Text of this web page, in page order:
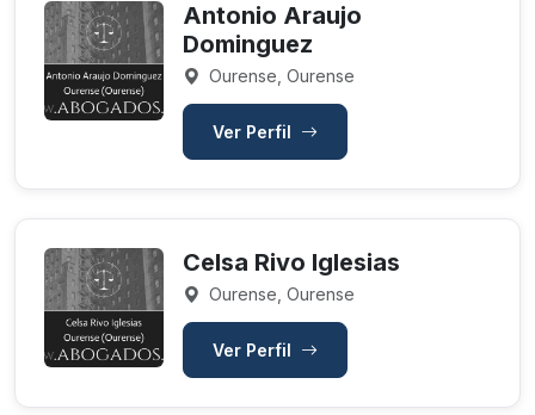
Antonio Araujo
Dominguez
Ourense, Ourense
Ver Perfil
Celsa Rivo Iglesias
Ourense, Ourense
Ver Perfil